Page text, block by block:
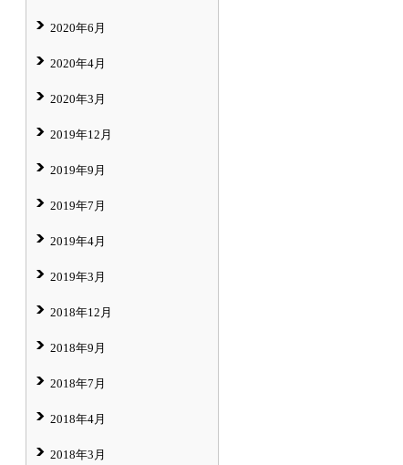
2020年6月
2020年4月
2020年3月
2019年12月
2019年9月
2019年7月
2019年4月
2019年3月
2018年12月
2018年9月
2018年7月
2018年4月
2018年3月